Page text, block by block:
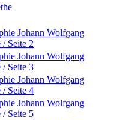
Johann Wolfgang
/ Seite 2
Johann Wolfgang
/ Seite 3
Johann Wolfgang
/ Seite 4
Johann Wolfgang
/ Seite 5